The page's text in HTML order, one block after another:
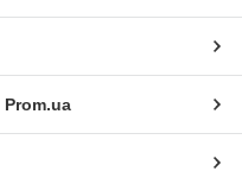
Prom.ua